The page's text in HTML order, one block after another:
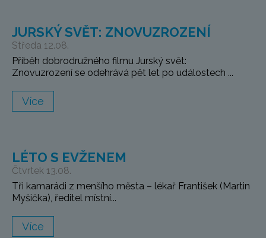
JURSKÝ SVĚT: ZNOVUZROZENÍ
Středa 12.08.
Příběh dobrodružného filmu Jurský svět:
Znovuzrození se odehrává pět let po událostech ...
Více
LÉTO S EVŽENEM
Čtvrtek 13.08.
Tři kamarádi z menšího města – lékař František (Martin
Myšička), ředitel místní...
Více